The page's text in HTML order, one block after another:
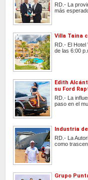
RD.- La
más
Villa Taina
RD.- El
de las 6:00
Edith
su Ford
RD.- La
paso en el
Industria
RD.- La
como
Grupo